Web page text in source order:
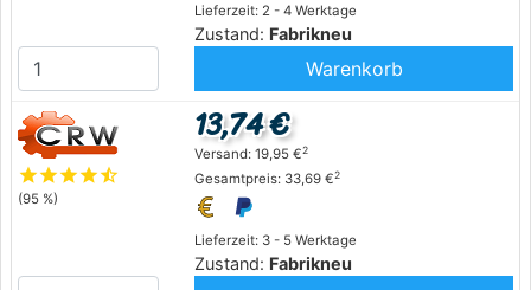
Lieferzeit: 2 - 4 Werktage
Zustand: Fabrikneu
Warenkorb
starstarstarstarstar_half
(95 %)
Lieferzeit: 3 - 5 Werktage
Zustand: Fabrikneu
13,74 €
Versand: 19,95 €2
Gesamtpreis: 33,69 €2